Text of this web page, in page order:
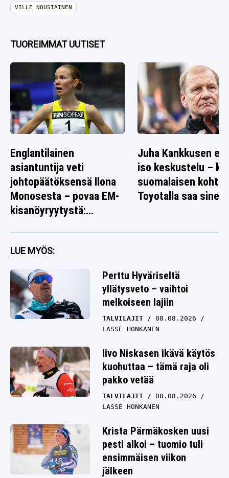
VILLE NOUSIAINEN
TUOREIMMAT UUTISET
Englantilainen
asiantuntija veti
johtopäätöksensä Ilona
Monosesta – povaa EM-
kisanöyryytystä:
Juha Kankkusen
iso keskustelu –
suomalaisen
Toyotalla saa
LUE MYÖS:
Perttu Hyväriseltä
yllätysveto – vaihtoi
melkoiseen lajiin
TALVILAJIT
08.08.2026
LASSE HONKANEN
Iivo Niskasen ikävä käytös
kuohuttaa – tämä raja oli
pakko vetää
TALVILAJIT
08.08.2026
LASSE HONKANEN
Krista Pärmäkosken uusi
pesti alkoi – tuomio tuli
ensimmäisen viikon
jälkeen